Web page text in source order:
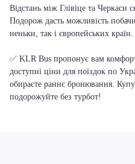
Відстань між Глівіце та Черкаси
Подорож дасть можливість
неньки, так і європейських країн.
✅ KLR Bus пропонує вам
доступні ціни для поїздок по
обираєте раннє бронювання.
подорожуйте без турбот!